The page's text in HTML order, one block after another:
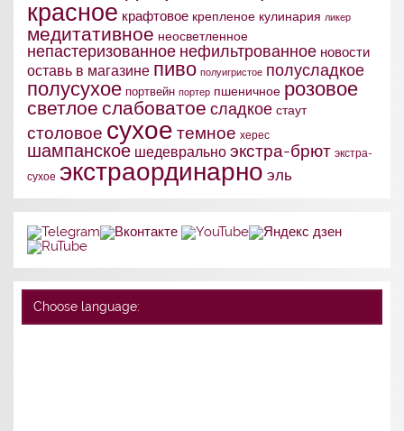
красное крафтовое крепленое кулинария ликер
медитативное неосветленное
непастеризованное нефильтрованное новости
оставь в магазине пиво полуигристое полусладкое
полусухое портвейн портер пшеничное розовое
светлое слабоватое сладкое стаут
столовое сухое темное херес
шампанское шедеврально экстра-брют экстра-
сухое экстраординарно эль
Choose language: